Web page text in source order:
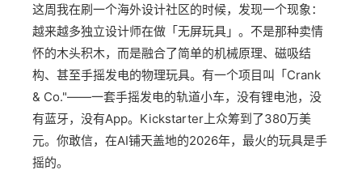
这周我在刷一个海外设计社区的时候，发现一个现象：
越来越多独立设计师在做「无屏玩具」。不是那种卖情
怀的木头积木，而是融合了简单的机械原理、磁吸结
构、甚至手摇发电的物理玩具。有一个项目叫「Crank
& Co."——一套手摇发电的轨道小车，没有锂电池，没
有蓝牙，没有App。Kickstarter上众筹到了380万美
元。你敢信，在AI铺天盖地的2026年，最火的玩具是手
摇的。